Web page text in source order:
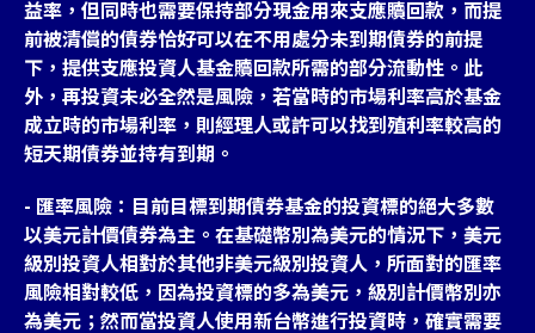
益率，但同時也需要保持部分現金用來支應贖回款，而提
前被清償的債券恰好可以在不用處分未到期債券的前提
下，提供支應投資人基金贖回款所需的部分流動性。此
外，再投資未必全然是風險，若當時的市場利率高於基金
成立時的市場利率，則經理人或許可以找到殖利率較高的
短天期債券並持有到期。
- 匯率風險：目前目標到期債券基金的投資標的絕大多數
以美元計價債券為主。在基礎幣別為美元的情況下，美元
級別投資人相對於其他非美元級別投資人，所面對的匯率
風險相對較低，因為投資標的多為美元，級別計價幣別亦
為美元；然而當投資人使用新台幣進行投資時，確實需要